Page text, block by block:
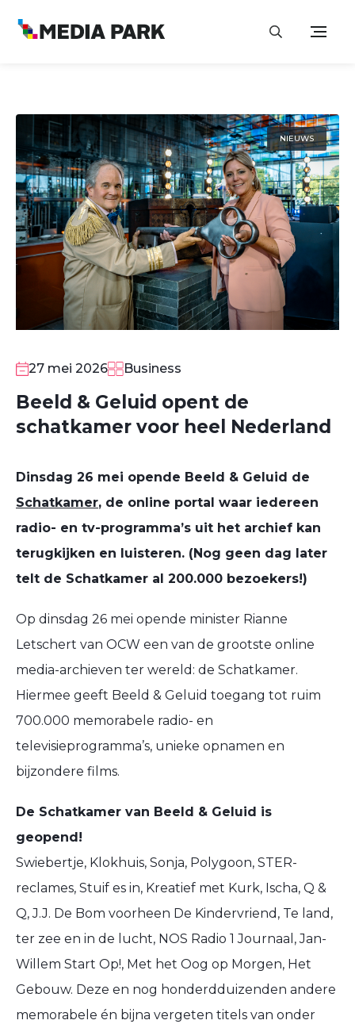
NIEUWS
27 mei 2026 Business
Beeld & Geluid opent de
schatkamer voor heel Nederland
Dinsdag 26 mei opende Beeld & Geluid de
Schatkamer, de online portal waar iedereen
radio- en tv-programma’s uit het archief kan
terugkijken en luisteren. (Nog geen dag later
telt de Schatkamer al 200.000 bezoekers!)
Op dinsdag 26 mei opende minister Rianne
Letschert van OCW een van de grootste online
media-archieven ter wereld: de Schatkamer.
Hiermee geeft Beeld & Geluid toegang tot ruim
700.000 memorabele radio- en
televisieprogramma’s, unieke opnamen en
bijzondere films.
De Schatkamer van Beeld & Geluid is
geopend!
Swiebertje, Klokhuis, Sonja, Polygoon, STER-
reclames, Stuif es in, Kreatief met Kurk, Ischa, Q &
Q, J.J. De Bom voorheen De Kindervriend, Te land,
ter zee en in de lucht, NOS Radio 1 Journaal, Jan-
Willem Start Op!, Met het Oog op Morgen, Het
Gebouw. Deze en nog honderdduizenden andere
memorabele én bijna vergeten titels van onder